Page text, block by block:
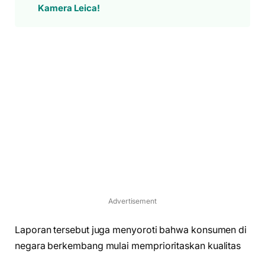
Kamera Leica!
Advertisement
Laporan tersebut juga menyoroti bahwa konsumen di
negara berkembang mulai memprioritaskan kualitas